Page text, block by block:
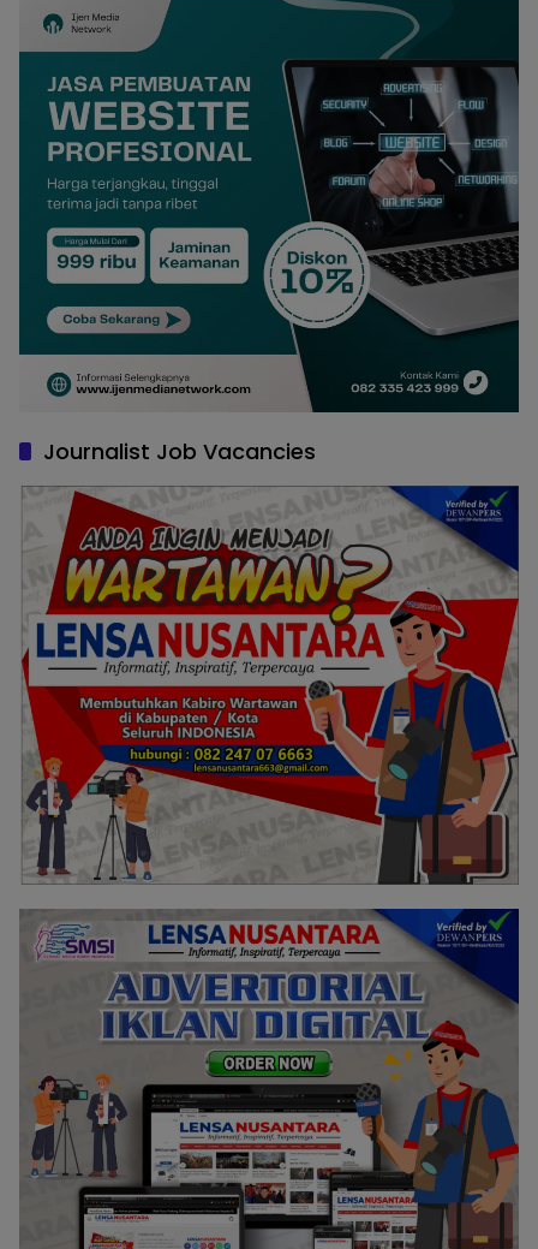
Journalist Job Vacancies